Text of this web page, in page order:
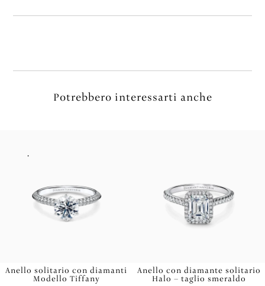
Potrebbero interessarti anche
Anello solitario con diamanti
Modello Tiffany
Anello con diamante solitario
Halo – taglio smeraldo
.